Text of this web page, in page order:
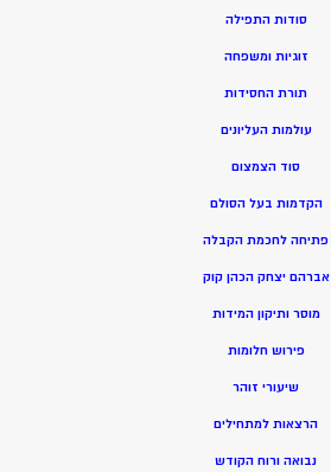
סודות התפילה
זוגיות ומשפחה
תורת החסידות
עולמות העליונים
סוד הצמצום
הקדמות בעל הסולם
פתיחה לחכמת הקבלה
אברהם יצחק הכהן קוק
מוסר ותיקון המידות
פירוש חלומות
שיעורי זוהר
הרצאות למתחילים
נבואה ורוח הקודש